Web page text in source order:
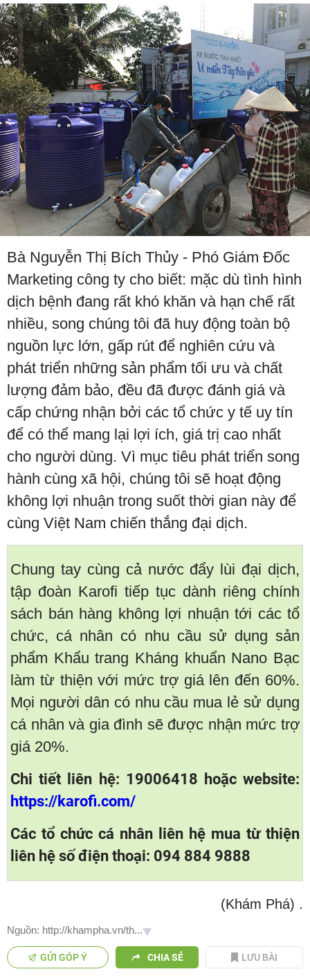
Bà Nguyễn Thị Bích Thủy - Phó Giám Đốc
Marketing công ty cho biết: mặc dù tình hình
dịch bệnh đang rất khó khăn và hạn chế rất
nhiều, song chúng tôi đã huy động toàn bộ
nguồn lực lớn, gấp rút để nghiên cứu và
phát triển những sản phẩm tối ưu và chất
lượng đảm bảo, đều đã được đánh giá và
cấp chứng nhận bởi các tổ chức y tế uy tín
để có thể mang lại lợi ích, giá trị cao nhất
cho người dùng. Vì mục tiêu phát triển song
hành cùng xã hội, chúng tôi sẽ hoạt động
không lợi nhuận trong suốt thời gian này để
cùng Việt Nam chiến thắng đại dịch.
Chung tay cùng cả nước đẩy lùi đại dịch,
tập đoàn Karofi tiếp tục dành riêng chính
sách bán hàng không lợi nhuận tới các tổ
chức, cá nhân có nhu cầu sử dụng sản
phẩm Khẩu trang Kháng khuẩn Nano Bạc
làm từ thiện với mức trợ giá lên đến 60%.
Mọi người dân có nhu cầu mua lẻ sử dụng
cá nhân và gia đình sẽ được nhận mức trợ
giá 20%.
Chi tiết liên hệ: 19006418 hoặc website:
https://karofi.com/
Các tổ chức cá nhân liên hệ mua từ thiện
liên hệ số điện thoại: 094 884 9888
(Khám Phá) .
Nguồn: http://khampha.vn/th...
GỬI GÓP Ý CHIA SẺ LƯU BÀI